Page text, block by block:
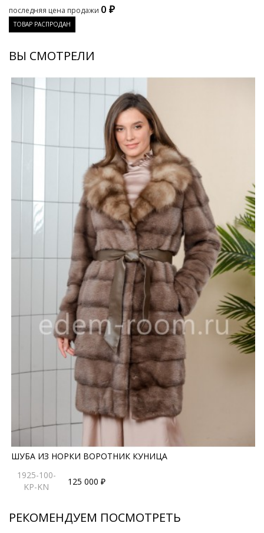
последняя цена продажи 0 ₽
ТОВАР РАСПРОДАН
ВЫ СМОТРЕЛИ
ШУБА ИЗ НОРКИ ВОРОТНИК КУНИЦА
1925-100-
KP-KN
125 000 ₽
РЕКОМЕНДУЕМ ПОСМОТРЕТЬ